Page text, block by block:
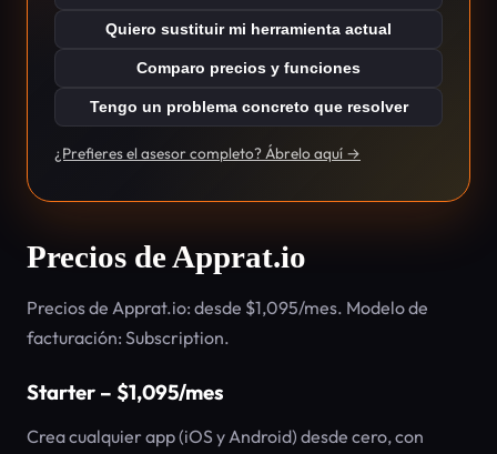
Quiero sustituir mi herramienta actual
Comparo precios y funciones
Tengo un problema concreto que resolver
¿Prefieres el asesor completo? Ábrelo aquí →
Precios de Apprat.io
Precios de Apprat.io: desde $1,095/mes. Modelo de
facturación: Subscription.
Starter – $1,095/mes
Crea cualquier app (iOS y Android) desde cero, con